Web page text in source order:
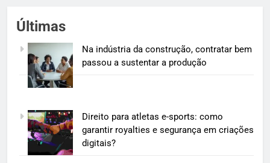
Últimas
Na indústria da construção, contratar bem
passou a sustentar a produção
Direito para atletas e-sports: como
garantir royalties e segurança em criações
digitais?